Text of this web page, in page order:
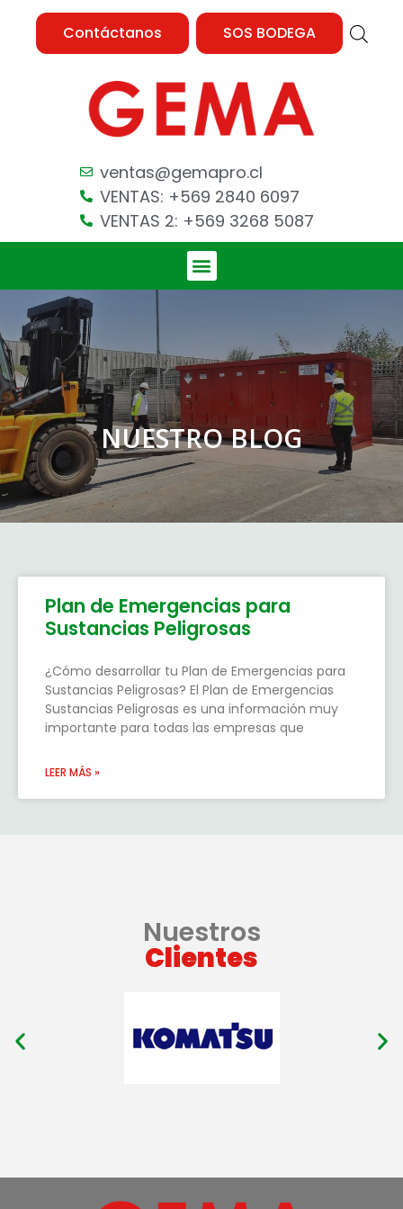
Contáctanos SOS BODEGA
ventas@gemapro.cl
VENTAS: +569 2840 6097
VENTAS 2: +569 3268 5087
NUESTRO BLOG
Plan de Emergencias para
Sustancias Peligrosas
¿Cómo desarrollar tu Plan de Emergencias para
Sustancias Peligrosas? El Plan de Emergencias
Sustancias Peligrosas es una información muy
importante para todas las empresas que
LEER MÁS »
Nuestros
Clientes